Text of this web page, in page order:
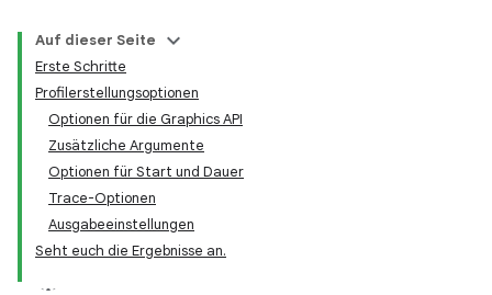
Auf dieser Seite
Erste Schritte
Profilerstellungsoptionen
Optionen für die Graphics API
Zusätzliche Argumente
Optionen für Start und Dauer
Trace-Optionen
Ausgabeeinstellungen
Seht euch die Ergebnisse an.